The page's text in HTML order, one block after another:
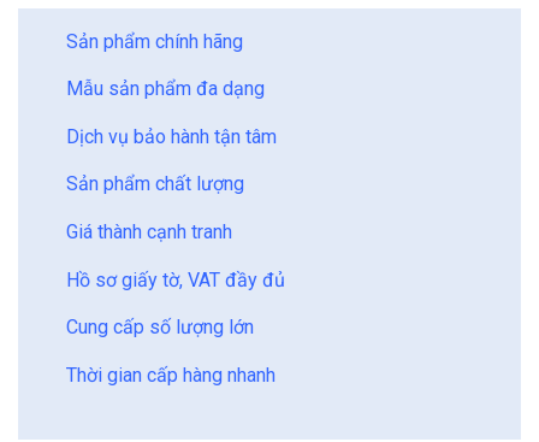
Sản phẩm chính hãng
Mẫu sản phẩm đa dạng
Dịch vụ bảo hành tận tâm
Sản phẩm chất lượng
Giá thành cạnh tranh
Hồ sơ giấy tờ, VAT đầy đủ
Cung cấp số lượng lớn
Thời gian cấp hàng nhanh